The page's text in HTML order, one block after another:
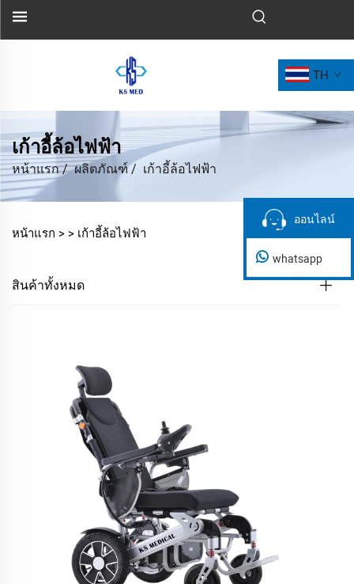
TH
เก้าอี้ล้อไฟฟ้า
หน้าแรก/ผลิตภัณฑ์/ เก้าอี้ล้อไฟฟ้า
หน้าแรก > > เก้าอี้ล้อไฟฟ้า
สินค้าทั้งหมด
ออนไลน์
ออนไลน์
whatsapp